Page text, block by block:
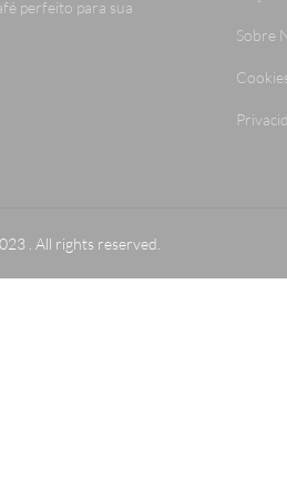
perfeito para sua
Sobre
. All rights reserved.